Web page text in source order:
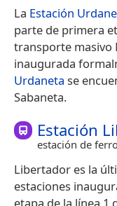
La Estación
parte de primera
transporte masivo
inaugurada
Urdaneta se
Sabaneta.
Estación
estación de
Libertador es la
estaciones